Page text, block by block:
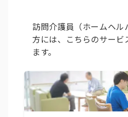
訪問介護員（ホームヘル
方には、こちらのサービ
ます。